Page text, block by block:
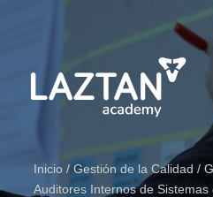
Inicio /Gestión de la Calidad /
Auditores Internos de